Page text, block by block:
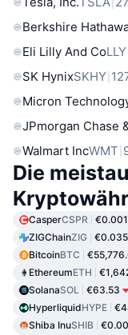
Berkshire
Eli Lilly And CoLLY
SK HynixSKHY
Micron
JPmorgan Chase
Walmart IncWMT
Die
CasperCSPR
ZIGChainZIG
BitcoinBTC
EthereumETH
SolanaSOL €63.53
HyperliquidHYPE
Shiba InuSHIB